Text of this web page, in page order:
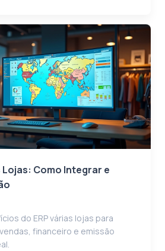
Lojas: Como Integrar e
do ERP várias lojas para
financeiro e emissão